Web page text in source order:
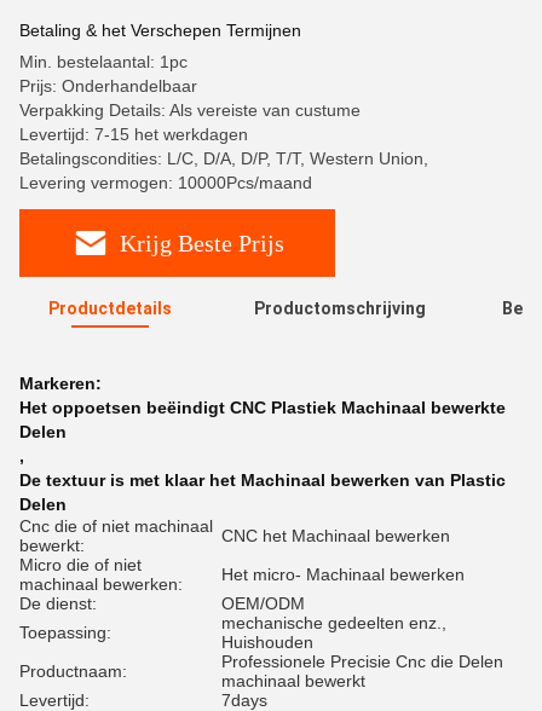
Betaling & het Verschepen Termijnen
Min. bestelaantal: 1pc
Prijs: Onderhandelbaar
Verpakking Details: Als vereiste van custume
Levertijd: 7-15 het werkdagen
Betalingscondities: L/C, D/A, D/P, T/T, Western Union,
Levering vermogen: 10000Pcs/maand
Krijg Beste Prijs
Productdetails Productomschrijving
Markeren:
Het oppoetsen beëindigt CNC Plastiek Machinaal bewerkte
Delen
,
De textuur is met klaar het Machinaal bewerken van Plastic
Delen
Cnc die of niet machinaal
bewerkt:
CNC het Machinaal bewerken
Micro die of niet
machinaal bewerken:
Het micro- Machinaal bewerken
De dienst:
OEM/ODM
Toepassing:
mechanische gedeelten enz.,
Huishouden
Productnaam:
Professionele Precisie Cnc die Delen
machinaal bewerkt
Levertijd:
7days